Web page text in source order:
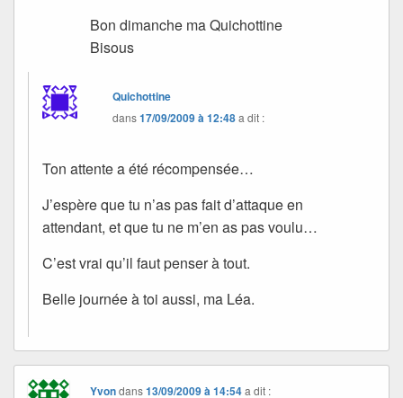
Bon dimanche ma Quichottine
Bisous
Quichottine
dans17/09/2009 à 12:48a dit :
Ton attente a été récompensée…
J’espère que tu n’as pas fait d’attaque en
attendant, et que tu ne m’en as pas voulu…
C’est vrai qu’il faut penser à tout.
Belle journée à toi aussi, ma Léa.
Yvondans13/09/2009 à 14:54 a dit :